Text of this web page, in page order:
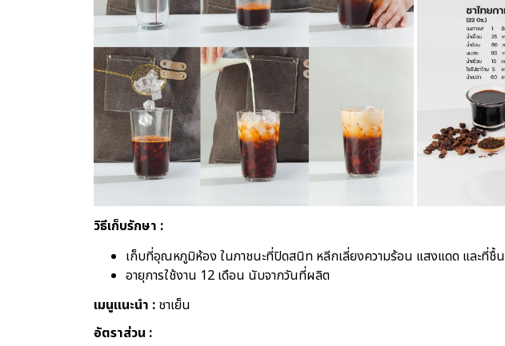
วิธีเก็บรักษา :
เก็บที่อุณหภูมิห้อง ในภาชนะที่ปิดสนิท หลีกเลี่ยงความร้อน แสงแดด และที่ชื้น
อายุการใช้งาน 12 เดือน นับจากวันที่ผลิต
เมนูแนะนำ : ชาเย็น
อัตราส่วน :